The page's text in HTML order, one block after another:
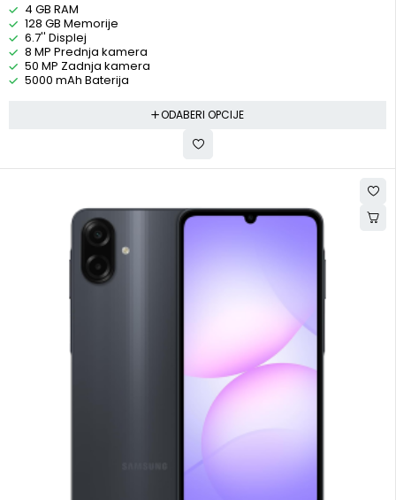
4 GB RAM
128 GB Memorije
6.7'' Displej
8 MP Prednja kamera
50 MP Zadnja kamera
5000 mAh Baterija
ODABERI OPCIJE